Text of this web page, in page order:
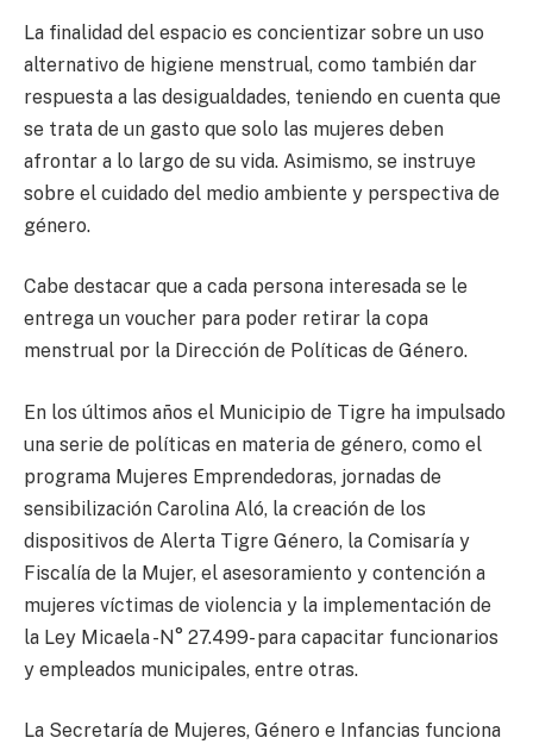
La finalidad del espacio es concientizar sobre un uso
alternativo de higiene menstrual, como también dar
respuesta a las desigualdades, teniendo en cuenta que
se trata de un gasto que solo las mujeres deben
afrontar a lo largo de su vida. Asimismo, se instruye
sobre el cuidado del medio ambiente y perspectiva de
género.
Cabe destacar que a cada persona interesada se le
entrega un voucher para poder retirar la copa
menstrual por la Dirección de Políticas de Género.
En los últimos años el Municipio de Tigre ha impulsado
una serie de políticas en materia de género, como el
programa Mujeres Emprendedoras, jornadas de
sensibilización Carolina Aló, la creación de los
dispositivos de Alerta Tigre Género, la Comisaría y
Fiscalía de la Mujer, el asesoramiento y contención a
mujeres víctimas de violencia y la implementación de
la Ley Micaela -N° 27.499- para capacitar funcionarios
y empleados municipales, entre otras.
La Secretaría de Mujeres, Género e Infancias funciona